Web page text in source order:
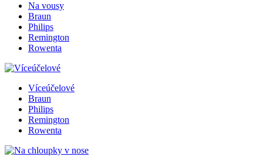
Na vousy
Braun
Philips
Remington
Rowenta
Víceúčelové
Braun
Philips
Remington
Rowenta